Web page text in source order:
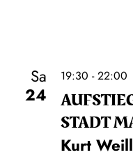
Sa
24
19:30 - 22:00
STADT
Kurt Weill